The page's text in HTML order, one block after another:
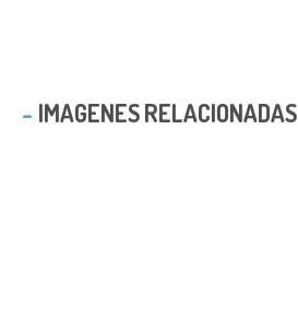
IMAGENES RELACIONADAS